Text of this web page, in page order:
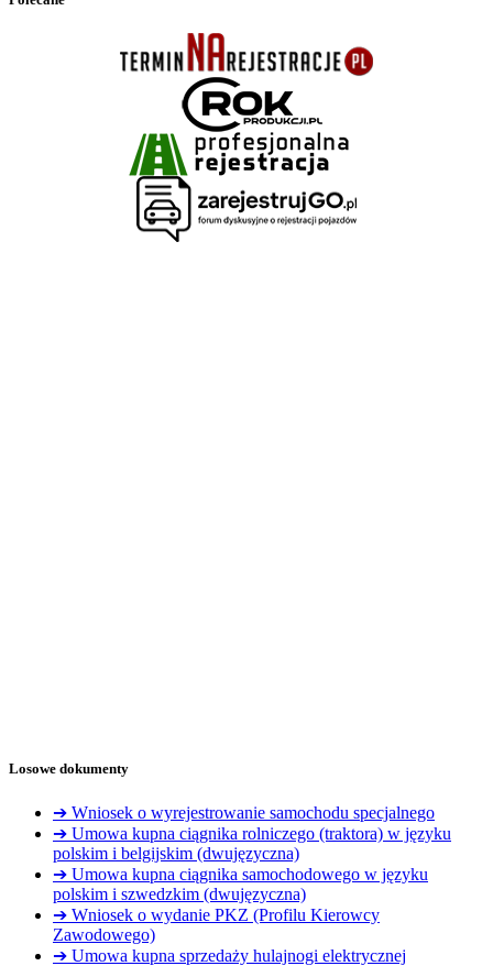
Losowe dokumenty
➔ Wniosek o wyrejestrowanie samochodu specjalnego
➔ Umowa kupna ciągnika rolniczego (traktora) w języku
polskim i belgijskim (dwujęzyczna)
➔ Umowa kupna ciągnika samochodowego w języku
polskim i szwedzkim (dwujęzyczna)
➔ Wniosek o wydanie PKZ (Profilu Kierowcy
Zawodowego)
➔ Umowa kupna sprzedaży hulajnogi elektrycznej